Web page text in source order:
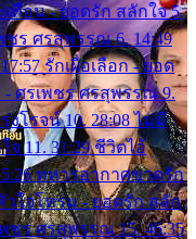
ทือน - ยอดรัก สลักใจ 5.
ชร ศรสุพรรณ 6. 14:49
รักเผื่อเลือก - ยอด
- ศรเพชร ศรสุพรรณ 9.
โรจน์ 10. 28:08 ไม่มี
11. 31:29 ชีวิตไอ้
ทหารอากาศขาดรัก
วใจโทรม - ยอดรัก สลัก
ชร ศรสุพรรณ 15. 46:35